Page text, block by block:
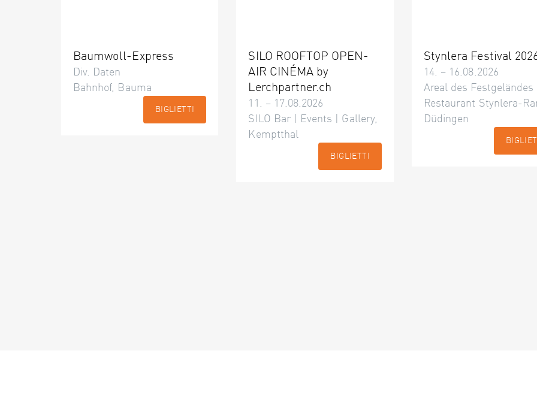
Baumwoll-Express
Div. Daten
Bahnhof, Bauma
BIGLIETTI
SILO ROOFTOP OPEN-
AIR CINÉMA by
Lerchpartner.ch
11. – 17.08.2026
SILO Bar | Events | Gallery,
Kemptthal
BIGLIETTI
Stynlera Festival
14. – 16.08.2026
Areal des Festgeländes
Restaurant Stynlera-
Düdingen